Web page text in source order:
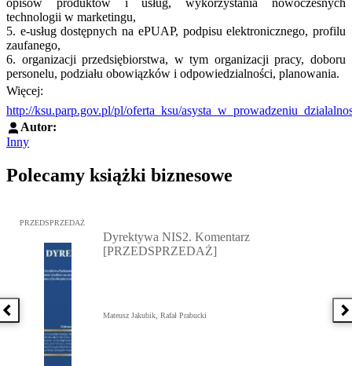
opisów produktów i usług, wykorzystania nowoczesnych
technologii w marketingu,
5. e-usług dostępnych na ePUAP, podpisu elektronicznego, profilu
zaufanego,
6. organizacji przedsiębiorstwa, w tym organizacji pracy, doboru
personelu, podziału obowiązków i odpowiedzialności, planowania.
Więcej:
http://ksu.parp.gov.pl/pl/oferta_ksu/
Autor:
Inny
Polecamy książki biznesowe
Poprzednia książka
Przejdź do: Dyrektywa NIS2. Komentarz [PRZEDSPRZEDAŻ],
PRZEDSPRZEDAŻ
Dyrektywa NIS2. Komentarz
[PRZEDSPRZEDAŻ]
Mateusz Jakubik, Rafał Prabucki